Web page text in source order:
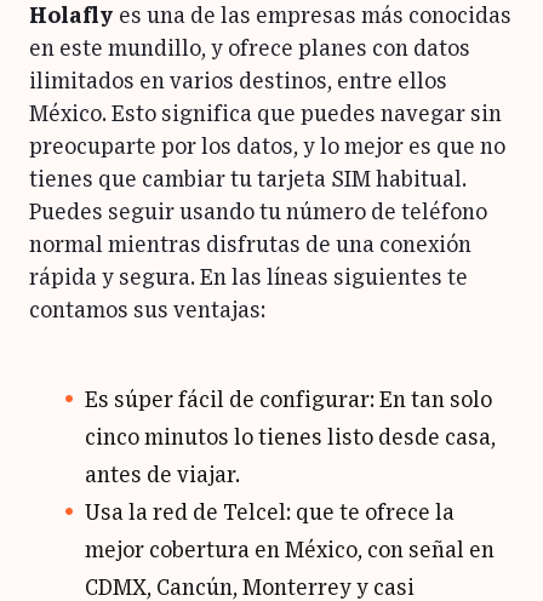
Holafly es una de las empresas más conocidas
en este mundillo, y ofrece planes con datos
ilimitados en varios destinos, entre ellos
México. Esto significa que puedes navegar sin
preocuparte por los datos, y lo mejor es que no
tienes que cambiar tu tarjeta SIM habitual.
Puedes seguir usando tu número de teléfono
normal mientras disfrutas de una conexión
rápida y segura. En las líneas siguientes te
contamos sus ventajas:
Es súper fácil de configurar: En tan solo
cinco minutos lo tienes listo desde casa,
antes de viajar.
Usa la red de Telcel: que te ofrece la
mejor cobertura en México, con señal en
CDMX, Cancún, Monterrey y casi